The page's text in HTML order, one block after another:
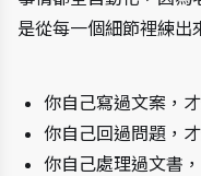
是從每一個細節裡練出
你自己寫過文案，
你自己回過問題，
你自己處理過文書